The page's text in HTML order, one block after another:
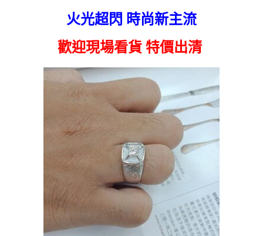
火光超閃 時尚新主流
歡迎現場看貨 特價出清